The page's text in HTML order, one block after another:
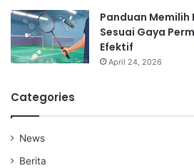
Panduan Memilih
Sesuai Gaya
Efektif
April 24, 2026
Categories
News
Berita